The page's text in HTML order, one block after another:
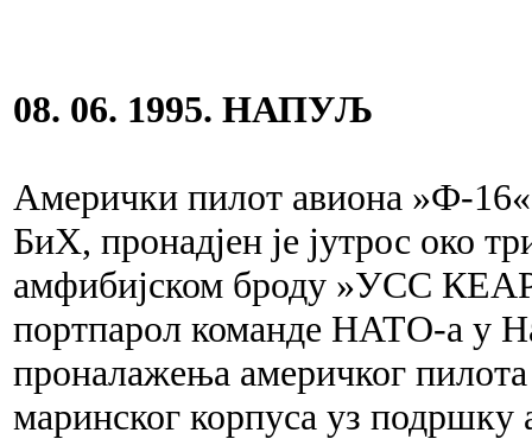
08. 06. 1995. НАПУЉ
Амерички пилот авиона »Ф-16«
БиХ, пронадјен је јутрос око
амфибијском броду »УСС
портпарол команде НАТО-а у
проналажења америчког пилота
маринског корпуса уз